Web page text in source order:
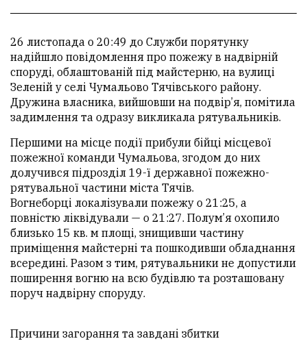
​26 листопада о 20:49 до Служби порятунку
надійшло повідомлення про пожежу в надвірній
споруді, облаштованій під майстерню, на вулиці
Зеленій у селі Чумальово Тячівського району.
Дружина власника, вийшовши на подвір’я, помітила
задимлення та одразу викликала рятувальників.
Першими на місце події прибули бійці місцевої
пожежної команди Чумальова, згодом до них
долучився підрозділ 19-ї державної пожежно-
рятувальної частини міста Тячів.
Вогнеборці локалізували пожежу о 21:25, а
повністю ліквідували — о 21:27. Полум’я охопило
близько 15 кв. м площі, знищивши частину
приміщення майстерні та пошкодивши обладнання
всередині. Разом з тим, рятувальники не допустили
поширення вогню на всю будівлю та розташовану
поруч надвірну споруду.
Причини загорання та завдані збитки